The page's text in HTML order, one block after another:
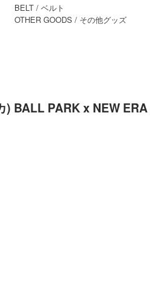
BELT / ベルト
OTHER GOODS / その他グッズ
) BALL PARK x NEW